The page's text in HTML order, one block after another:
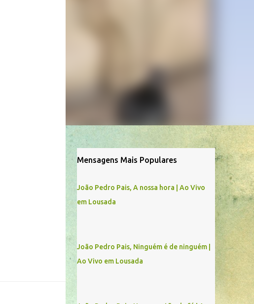
Mensagens Mais Populares
João Pedro Pais, A nossa hora | Ao Vivo
em Lousada
João Pedro Pais, Ninguém é de ninguém |
Ao Vivo em Lousada